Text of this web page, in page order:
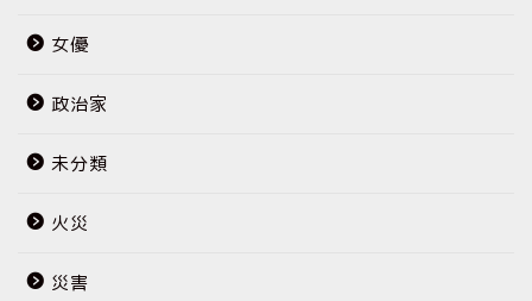
女優
政治家
未分類
火災
災害